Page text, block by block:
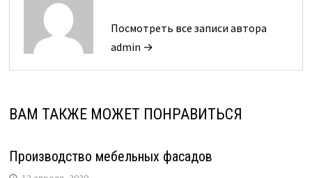
Посмотреть все записи автора
admin →
ВАМ ТАКЖЕ МОЖЕТ ПОНРАВИТЬСЯ
Производство мебельных фасадов